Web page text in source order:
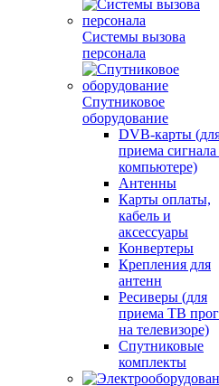
Системы вызова
персонала
Спутниковое
оборудование
DVB-карты
приема сигнала
компьютере)
Антенны
Карты оплаты,
кабель и
аксессуары
Конвертеры
Крепления для
антенн
Ресиверы (для
приема ТВ
на телевизоре)
Спутниковые
комплекты